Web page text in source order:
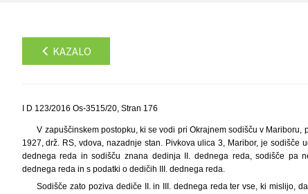
KAZALO
I D 123/2016 Os-3515/20, Stran 176
V zapuščinskem postopku, ki se vodi pri Okrajnem sodišču v Mariboru,
1927, drž. RS, vdova, nazadnje stan. Pivkova ulica 3, Maribor, je
dednega reda in sodišču znana dedinja II. dednega reda, sodišče pa
dednega reda in s podatki o dedičih III. dednega reda.
Sodišče zato poziva dediče II. in III. dednega reda ter vse, ki mislijo,